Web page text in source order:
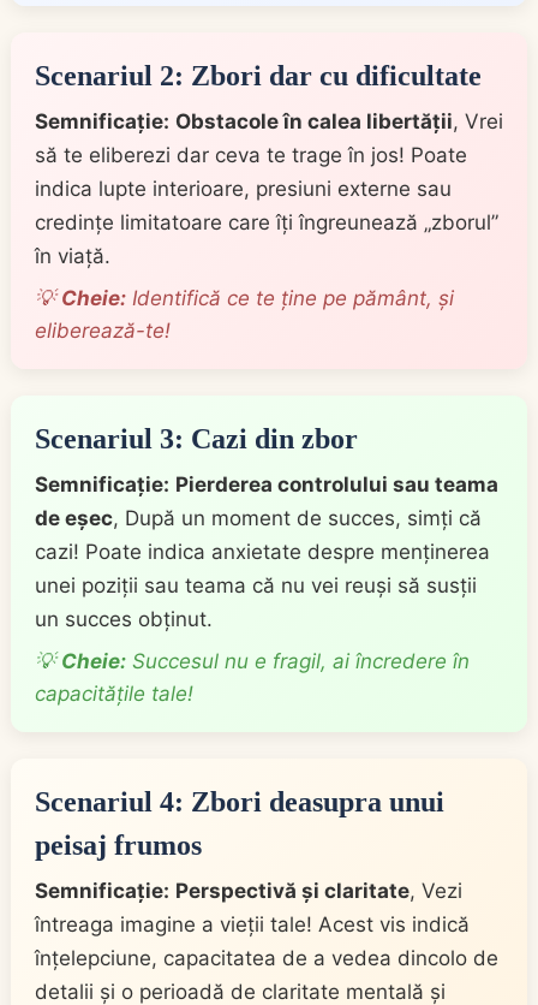
Scenariul 2: Zbori dar cu dificultate
Semnificație: Obstacole în calea libertății, Vrei
să te eliberezi dar ceva te trage în jos! Poate
indica lupte interioare, presiuni externe sau
credințe limitatoare care îți îngreunează „zborul”
în viață.
💡Cheie: Identifică ce te ține pe pământ, și
eliberează-te!
Scenariul 3: Cazi din zbor
Semnificație: Pierderea controlului sau teama
de eșec, După un moment de succes, simți că
cazi! Poate indica anxietate despre menținerea
unei poziții sau teama că nu vei reuși să susții
un succes obținut.
💡Cheie: Succesul nu e fragil, ai încredere în
capacitățile tale!
Scenariul 4: Zbori deasupra unui
peisaj frumos
Semnificație: Perspectivă și claritate, Vezi
întreaga imagine a vieții tale! Acest vis indică
înțelepciune, capacitatea de a vedea dincolo de
detalii și o perioadă de claritate mentală și